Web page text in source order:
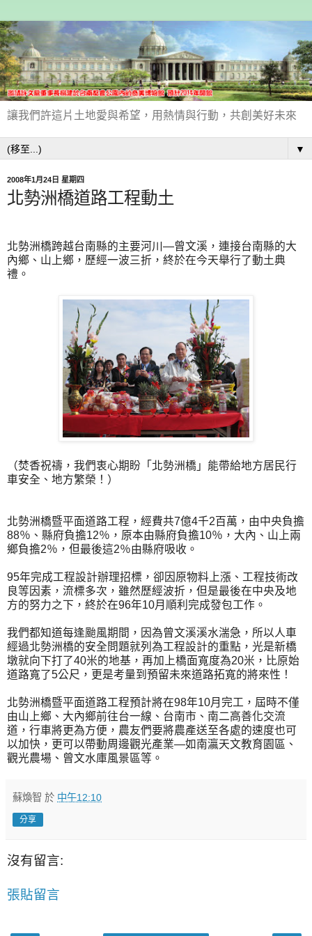
讓我們許這片土地愛與希望，用熱情與行動，共創美好未來
▼
2008年1月24日 星期四
北勢洲橋道路工程動土
北勢洲橋跨越台南縣的主要河川—曾文溪，連接台南縣的大
內鄉、山上鄉，歷經一波三折，終於在今天舉行了動土典
禮。
（焚香祝禱，我們衷心期盼「北勢洲橋」能帶給地方居民行
車安全、地方繁榮！）
北勢洲橋暨平面道路工程，經費共7億4千2百萬，由中央負擔
88％、縣府負擔12％，原本由縣府負擔10％，大內、山上兩
鄉負擔2％，但最後這2％由縣府吸收。
95年完成工程設計辦理招標，卻因原物料上漲、工程技術改
良等因素，流標多次，雖然歷經波折，但是最後在中央及地
方的努力之下，終於在96年10月順利完成發包工作。
我們都知道每逢颱風期間，因為曾文溪溪水湍急，所以人車
經過北勢洲橋的安全問題就列為工程設計的重點，光是新橋
墩就向下打了40米的地基，再加上橋面寬度為20米，比原始
道路寬了5公尺，更是考量到預留未來道路拓寬的將來性！
北勢洲橋暨平面道路工程預計將在98年10月完工，屆時不僅
由山上鄉、大內鄉前往台一線、台南市、南二高善化交流
道，行車將更為方便，農友們要將農產送至各處的速度也可
以加快，更可以帶動周邊觀光產業—如南瀛天文教育園區、
觀光農場、曾文水庫風景區等。
蘇煥智 於 中午12:10
分享
沒有留言:
張貼留言